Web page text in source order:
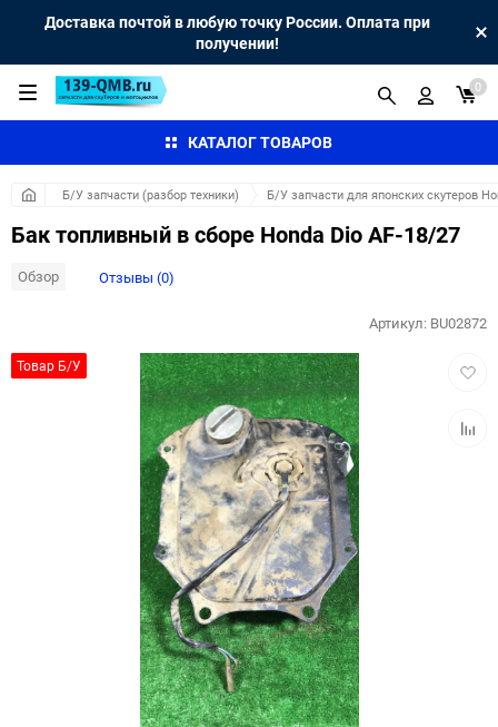
Доставка почтой в любую точку России. Оплата при
получении!
КАТАЛОГ ТОВАРОВ
0
Б/У запчасти (разбор техники) Б/У запчасти для японских скутеров
Бак топливный в сборе Honda Dio AF-18/27
Обзор Отзывы (0)
Товар Б/У
Артикул: BU02872